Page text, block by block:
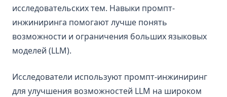
Предубеждения
LLM Research Findings
LLM Agents
RAG for LLMs
Trustworthiness in LLMs
исследовательских тем. Навыки промпт-
инжиниринга помогают лучше понять
возможности и ограничения больших языковых
моделей (LLM).
Исследователи используют промпт-инжиниринг
для улучшения возможностей LLM на широком